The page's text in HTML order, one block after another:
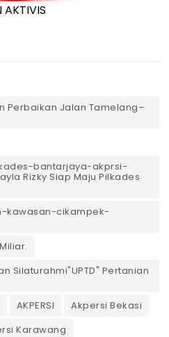
AKTIVIS
Perbaikan Jalan Tamelang–
bantarjaya-akprsi-
Rizky Siap Maju Pilkades
kawasan-cikampek-
Silaturahmi"UPTD" Pertanian
AKPERSI
Akpersi Bekasi
Karawang